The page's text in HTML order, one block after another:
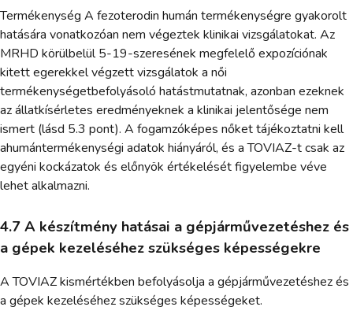
Termékenység A fezoterodin humán termékenységre gyakorolt
hatására vonatkozóan nem végeztek klinikai vizsgálatokat. Az
MRHD körülbelül 5-19-szeresének megfelelő expozíciónak
kitett egerekkel végzett vizsgálatok a női
termékenységetbefolyásoló hatástmutatnak, azonban ezeknek
az állatkísérletes eredményeknek a klinikai jelentősége nem
ismert (lásd 5.3 pont). A fogamzóképes nőket tájékoztatni kell
ahumántermékenységi adatok hiányáról, és a TOVIAZ-t csak az
egyéni kockázatok és előnyök értékelését figyelembe véve
lehet alkalmazni.
4.7 A készítmény hatásai a gépjárművezetéshez és
a gépek kezeléséhez szükséges képességekre
A TOVIAZ kismértékben befolyásolja a gépjárművezetéshez és
a gépek kezeléséhez szükséges képességeket.